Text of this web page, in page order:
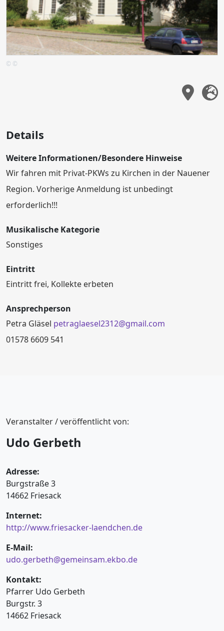
© ©
Details
Weitere Informationen/Besondere Hinweise
Wir fahren mit Privat-PKWs zu Kirchen in der Nauener
Region. Vorherige Anmeldung ist unbedingt
erforderlich!!!
Musikalische Kategorie
Sonstiges
Eintritt
Eintritt frei, Kollekte erbeten
Ansprechperson
Petra Gläsel petraglaesel2312@gmail.com
01578 6609 541
Veranstalter / veröffentlicht von:
Udo Gerbeth
Adresse:
Burgstraße 3
14662 Friesack
Internet:
http://www.friesacker-laendchen.de
E-Mail:
udo.gerbeth@gemeinsam.ekbo.de
Kontakt:
Pfarrer Udo Gerbeth
Burgstr. 3
14662 Friesack